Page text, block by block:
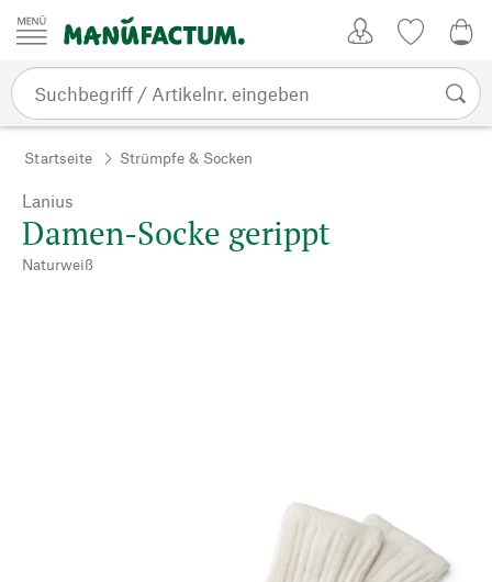
Zum Inhalt springen
Startseite Strümpfe & Socken
Lanius
Damen-Socke gerippt
Naturweiß